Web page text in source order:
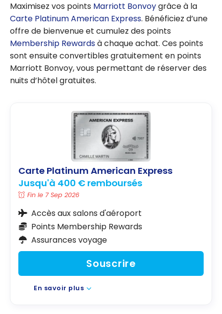
Maximisez vos points Marriott Bonvoygrâce à la
Carte Platinum American Express. Bénéficiez d’une
offre de bienvenue et cumulez des points
Membership Rewardsà chaque achat. Ces points
sont ensuite convertibles gratuitement en points
Marriott Bonvoy, vous permettant de réserver des
nuits d’hôtel gratuites.
Carte Platinum American Express
Jusqu'à 400 € remboursés
Fin le 7 Sep 2026
Accès aux salons d'aéroport
Points Membership Rewards
Assurances voyage
Souscrire
En savoir plus